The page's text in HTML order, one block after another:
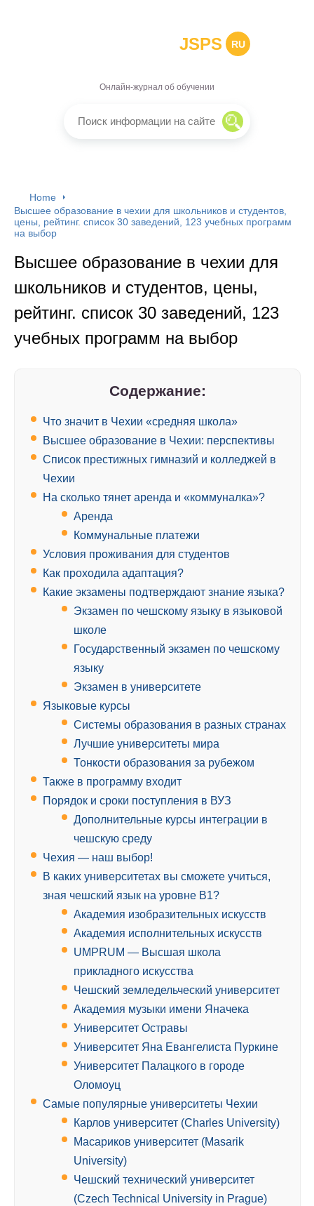
JSPS RU
Онлайн-журнал об обучении
Home
Высшее образование в чехии для школьников и студентов,
цены, рейтинг. список 30 заведений, 123 учебных программ
на выбор
Высшее образование в чехии для
школьников и студентов, цены,
рейтинг. список 30 заведений, 123
учебных программ на выбор
Содержание:
Что значит в Чехии «средняя школа»
Высшее образование в Чехии: перспективы
Список престижных гимназий и колледжей в
Чехии
На сколько тянет аренда и «коммуналка»?
Аренда
Коммунальные платежи
Условия проживания для студентов
Как проходила адаптация?
Какие экзамены подтверждают знание языка?
Экзамен по чешскому языку в языковой
школе
Государственный экзамен по чешскому
языку
Экзамен в университете
Языковые курсы
Системы образования в разных странах
Лучшие университеты мира
Тонкости образования за рубежом
Также в программу входит
Порядок и сроки поступления в ВУЗ
Дополнительные курсы интеграции в
чешскую среду
Чехия — наш выбор!
В каких университетах вы сможете учиться,
зная чешский язык на уровне В1?
Академия изобразительных искусств
Академия исполнительных искусств
UMPRUM — Высшая школа
прикладного искусства
Чешский земледельческий университет
Академия музыки имени Яначека
Университет Остравы
Университет Яна Евангелиста Пуркине
Университет Палацкого в городе
Оломоуц
Самые популярные университеты Чехии
Карлов университет (Сharles University)
Масариков университет (Masarik
University)
Чешский технический университет
(Czech Technical University in Prague)